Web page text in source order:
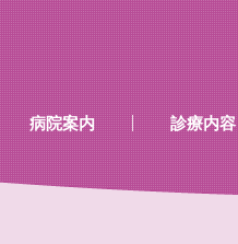
病院案内
診療時間
当院で行える検診
当院で取り扱いのあるワクチン
診療内容